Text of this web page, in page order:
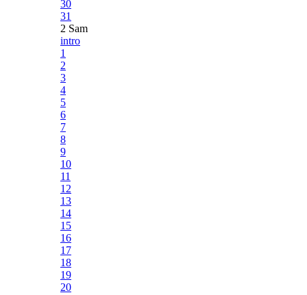
30
31
2 Sam
intro
1
2
3
4
5
6
7
8
9
10
11
12
13
14
15
16
17
18
19
20